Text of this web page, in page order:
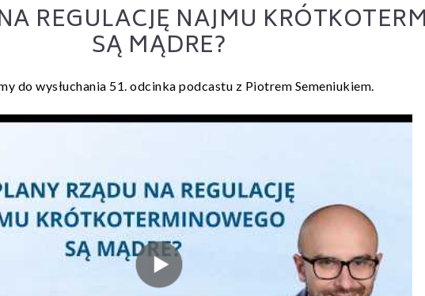
REGULACJĘ NAJMU
SĄ MĄDRE?
do wysłuchania 51. odcinka podcastu z Piotrem Semeniukiem.